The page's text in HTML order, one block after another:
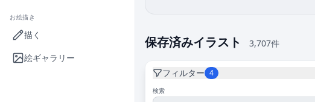
お絵描き
描く
絵ギャラリー
保存済みイラスト 3,707件
フィルター 4
検索